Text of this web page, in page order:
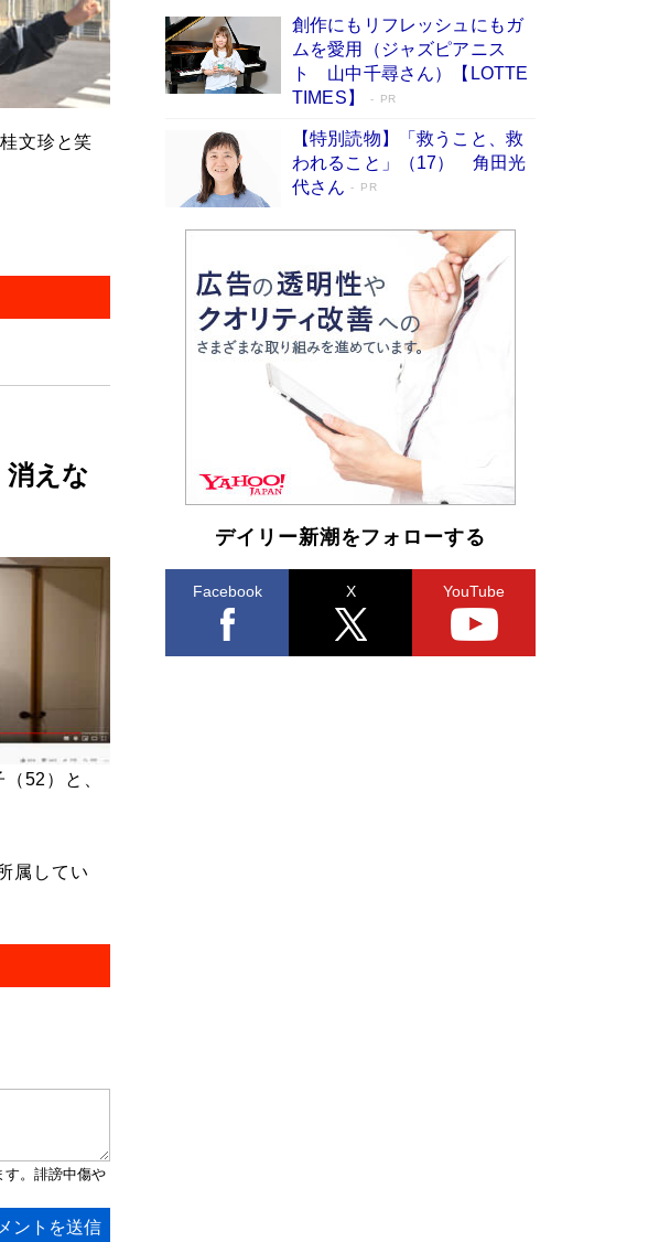
文珍と笑
えな
52）と、
属してい
「『火垂るの墓』は、大嘘である」原作者が抱き
続けた“自責の念”とは…「自己憐憫は描きたくな
い」監督が徹底的にこだわったこと（後編） #
Book Bang
「なんで？ そんな馬鹿な……」90歳になった作
家・阿刀田高さんが、ひとり暮らしの生活を明か
す
Book Bang
人々が新たな一歩を踏み出す連作短篇集『海のほ
Book Bang
和田秀樹の70代、80代向け新書がベスト3を独
占 上半期1位にも選出［新書ベストセラー］
Book Bang
創作にもリフレッシュにもガ
ムを愛用（ジャズピアニス
ト 山中千尋さん）【LOTTE
TIMES】
PR
【特別読物】「救うこと、救
われること」（17） 角田光
代さん
PR
デイリー新潮をフォローする
Facebook X YouTube